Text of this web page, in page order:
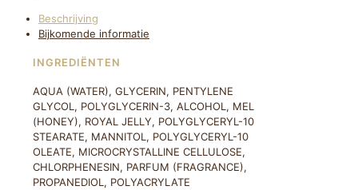
Beschrijving
Bijkomende informatie
INGREDIËNTEN
AQUA (WATER), GLYCERIN, PENTYLENE
GLYCOL, POLYGLYCERIN-3, ALCOHOL, MEL
(HONEY), ROYAL JELLY, POLYGLYCERYL-10
STEARATE, MANNITOL, POLYGLYCERYL-10
OLEATE, MICROCRYSTALLINE CELLULOSE,
CHLORPHENESIN, PARFUM (FRAGRANCE),
PROPANEDIOL, POLYACRYLATE